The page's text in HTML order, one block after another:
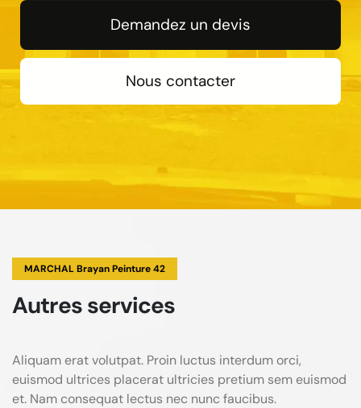
Demandez un devis
Nous contacter
MARCHAL Brayan Peinture 42
Autres services
Aliquam erat volutpat. Proin luctus interdum orci,
euismod ultrices placerat ultricies pretium sem euismod
et. Nam consequat lectus nec nunc faucibus.